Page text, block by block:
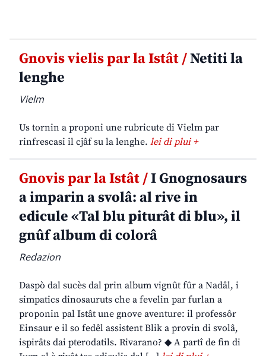
Gnovis vielis par la Istât /Netiti la
lenghe
Vielm
Us tornin a proponi une rubricute di Vielm par
rinfrescasi il cjâf su la lenghe. lei di plui +
Gnovis par la Istât /I Gnognosaurs
a imparin a svolâ: al rive in
edicule «Tal blu piturât di blu», il
gnûf album di colorâ
Redazion
Daspò dal sucès dal prin album vignût fûr a Nadâl, i
simpatics dinosauruts che a fevelin par furlan a
proponin pal Istât une gnove aventure: il professôr
Einsaur e il so fedêl assistent Blik a provin di svolâ,
ispirâts dai pterodatils. Rivarano? ◆ A partî de fin di